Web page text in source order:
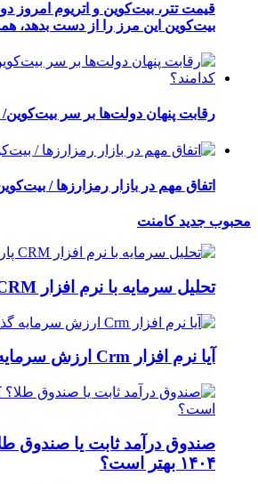
بیت‌کوین این مرز را از دست بدهد،
رقابت پنهان دولت‌ها بر سر بیت‌کوین/ ۱۰ کشور برتر کدامند؟
اتفاق مهم در بازار رمزارزها /
محبوب جدیدکامنت
تحلیل سرمایه با نرم افزار CRM پارس ویتایگر
آیا نرم افزار Crm ارزش سرمایه گذاری دارد؟
صندوق درآمد ثابت یا صندوق
۱۴۰۴ بهتر است؟